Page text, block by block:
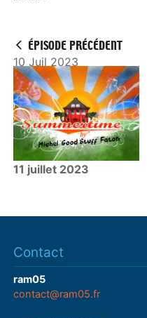
ÉPISODE PRÉCÉDENT
10 Juil 2023
11 juillet 2023
Contact
ram05
contact@ram05.fr